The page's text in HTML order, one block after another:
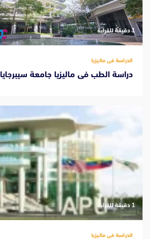
‫1 دقيقة للقراءة
الدراسة فى ماليزيا
دراسة الطب فى ماليزيا جامعة سيبرجايا
‫1 دقيقة للقراءة
الدراسة فى ماليزيا